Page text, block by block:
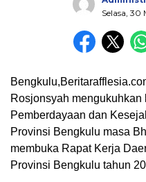
Selasa, 30
Rosjonsyah
Pemberdayaan dan
Provinsi Bengkulu masa
membuka Rapat Kerja
Provinsi Bengkulu tahun